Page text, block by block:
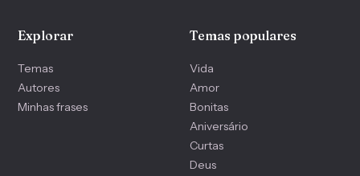
Explorar
Temas
Autores
Minhas frases
Temas populares
Vida
Amor
Bonitas
Aniversário
Curtas
Deus